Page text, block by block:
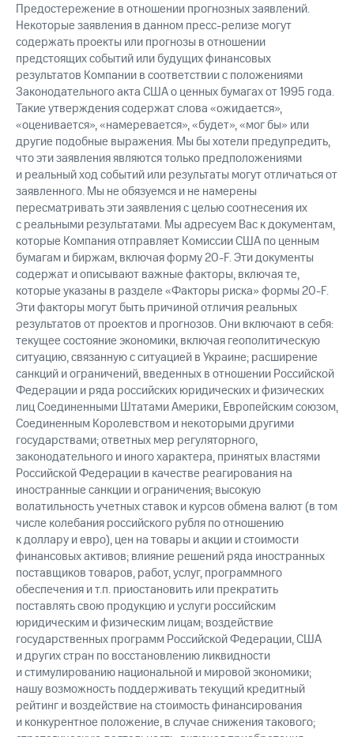
Предостережение в отношении прогнозных заявлений.
Некоторые заявления в данном пресс-релизе могут
содержать проекты или прогнозы в отношении
предстоящих событий или будущих финансовых
результатов Компании в соответствии с положениями
Законодательного акта США о ценных бумагах от 1995 года.
Такие утверждения содержат слова «ожидается»,
«оценивается», «намеревается», «будет», «мог бы» или
другие подобные выражения. Мы бы хотели предупредить,
что эти заявления являются только предположениями
и реальный ход событий или результаты могут отличаться от
заявленного. Мы не обязуемся и не намерены
пересматривать эти заявления с целью соотнесения их
с реальными результатами. Мы адресуем Вас к документам,
которые Компания отправляет Комиссии США по ценным
бумагам и биржам, включая форму20-F.Эти документы
содержат и описывают важные факторы, включая те,
которые указаны в разделе «Факторы риска» формы20-F.
Эти факторы могут быть причиной отличия реальных
результатов от проектов и прогнозов. Они включают в себя:
текущее состояние экономики, включая геополитическую
ситуацию, связанную с ситуацией в Украине; расширение
санкций и ограничений, введенных в отношении Российской
Федерации и ряда российских юридических и физических
лиц Соединенными Штатами Америки, Европейским союзом,
Соединенным Королевством и некоторыми другими
государствами; ответных мер регуляторного,
законодательного и иного характера, принятых властями
Российской Федерации в качестве реагирования на
иностранные санкции и ограничения; высокую
волатильность учетных ставок и курсов обмена валют (в том
числе колебания российского рубля по отношению
к доллару и евро), цен на товары и акции и стоимости
финансовых активов; влияние решений ряда иностранных
поставщиков товаров, работ, услуг, программного
обеспечения и т.п. приостановить или прекратить
поставлять свою продукцию и услуги российским
юридическим и физическим лицам; воздействие
государственных программ Российской Федерации, США
и других стран по восстановлению ликвидности
и стимулированию национальной и мировой экономики;
нашу возможность поддерживать текущий кредитный
рейтинг и воздействие на стоимость финансирования
и конкурентное положение, в случае снижения такового;